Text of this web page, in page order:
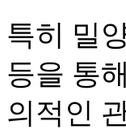
특히 밀
등을 통
의적인